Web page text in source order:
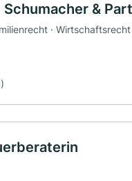
Schumacher &
· Wirtschaftsrecht